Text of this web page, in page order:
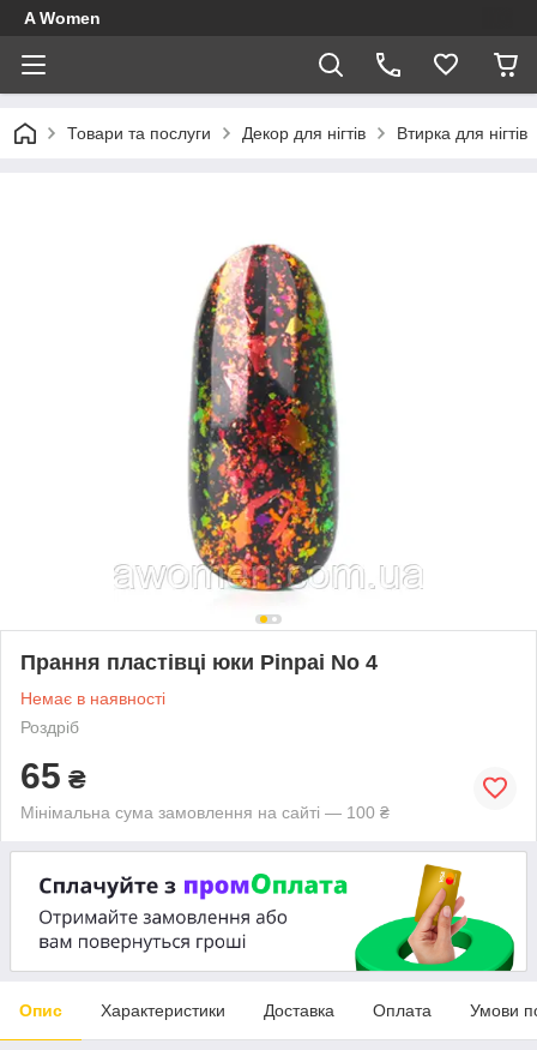
A Women
Товари та послуги Декор для нігтів Втирка для нігтів
Прання пластівці юки Pinpai No 4
Немає в наявності
Роздріб
65 ₴
Мінімальна сума замовлення на сайті — 100 ₴
Опис Характеристики Доставка Оплата Умови